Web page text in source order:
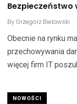
Bezpieczeństwo
ByGrzegorz Bielawski .
Obecnie na rynku
przechowywania
więcej firm IT
NOWOŚCI